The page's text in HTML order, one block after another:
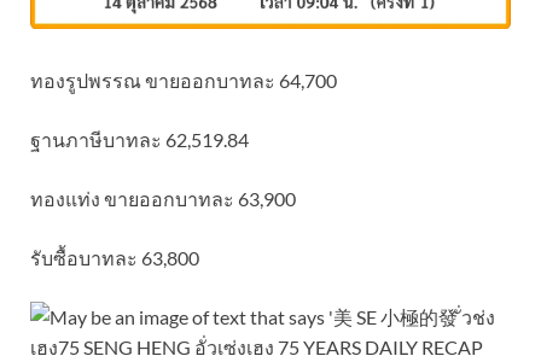
ทองรูปพรรณ ขายออกบาทละ 64,700
ฐานภาษีบาทละ 62,519.84
ทองแท่ง ขายออกบาทละ 63,900
รับซื้อบาทละ 63,800